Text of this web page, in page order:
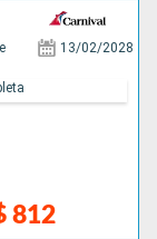
13/02/2028
812